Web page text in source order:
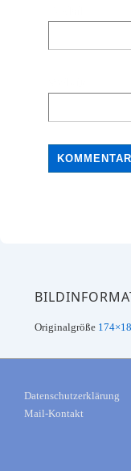
Originalgröße
Datenschutzerklärung
Mail-Kontakt